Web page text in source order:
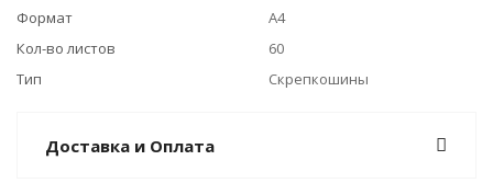
Формат
А4
Кол-во листов
60
Тип
Скрепкошины
Доставка и Оплата